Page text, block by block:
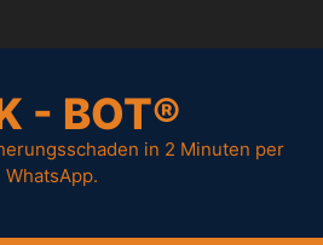
- BOT®
in 2 Minuten per
WhatsApp.